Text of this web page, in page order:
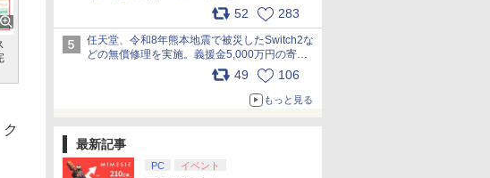
52 283
任天堂、令和8年熊本地震で被災したSwitch2な
どの無償修理を実施。義援金5,000万円の寄付
も発表 pic.x.com/BAYsMfUfUC
49 106
もっと見る
最新記事
PC
イベント